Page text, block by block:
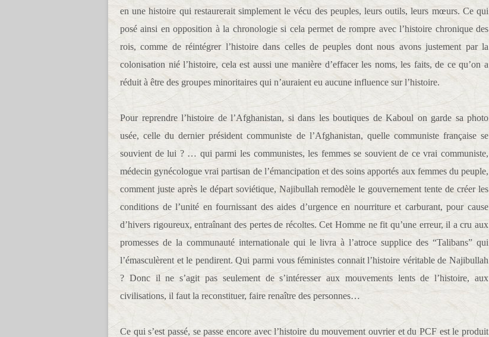
en une histoire qui restaurerait simplement le vécu des peuples, leurs outils, leurs mœurs. Ce qui
posé ainsi en opposition à la chronologie si cela permet de rompre avec l’histoire chronique des
rois, comme de réintégrer l’histoire dans celles de peuples dont nous avons justement par la
colonisation nié l’histoire, cela est aussi une manière d’effacer les noms, les faits, de ce qu’on a
réduit à être des groupes minoritaires qui n’auraient eu aucune influence sur l’histoire.
Pour reprendre l’histoire de l’Afghanistan, si dans les boutiques de Kaboul on garde sa photo
usée, celle du dernier président communiste de l’Afghanistan, quelle communiste française se
souvient de lui ? … qui parmi les communistes, les femmes se souvient de ce vrai communiste,
médecin gynécologue vrai partisan de l’émancipation et des soins apportés aux femmes du peuple,
comment juste après le départ soviétique, Najibullah remodèle le gouvernement tente de créer les
conditions de l’unité en fournissant des aides d’urgence en nourriture et carburant, pour cause
d’hivers rigoureux, entraînant des pertes de récoltes. Cet Homme ne fit qu’une erreur, il a cru aux
promesses de la communauté internationale qui le livra à l’atroce supplice des “Talibans” qui
l’émasculèrent et le pendirent. Qui parmi vous féministes connait l’histoire véritable de Najibullah
? Donc il ne s’agit pas seulement de s’intéresser aux mouvements lents de l’histoire, aux
civilisations, il faut la reconstituer, faire renaître des personnes…
Ce qui s’est passé, se passe encore avec l’histoire du mouvement ouvrier et du PCF est le produit